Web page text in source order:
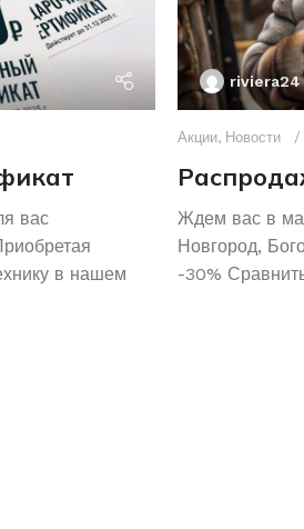
вас
в нашем
riviera24
Акции, Новости
Ждем вас в
Новгород,
-30%